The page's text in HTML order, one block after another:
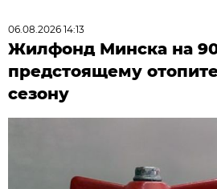
06.08.2026 14:13
Жилфонд Минска на 90
предстоящему
сезону